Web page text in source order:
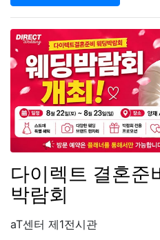
다이렉트 결혼준
박람회
aT센터 제1전시관